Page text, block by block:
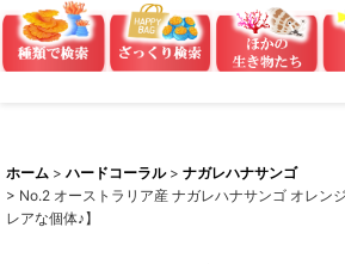
ホーム > ハードコーラル > ナガレハナサンゴ
> No.2 オーストラリア産 ナガレハナサンゴ オレ
レアな個体♪】